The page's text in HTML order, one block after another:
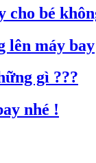
cho bé
lên máy bay
gì ???
nhé !